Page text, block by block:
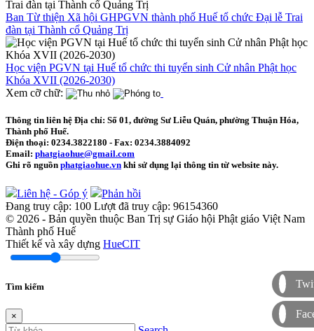
Ban Từ thiện Xã hội GHPGVN thành phố Huế tổ chức Đại lễ Trai
đàn tại Thành cổ Quảng Trị
Học viện PGVN tại Huế tổ chức thi tuyển sinh Cử nhân Phật học
Khóa XVII (2026-2030)
Xem cỡ chữ:
Thông tin liên hệ Địa chỉ: Số 01, đường Sư Liễu Quán, phường Thuận Hóa,
Thành phố Huế.
Điện thoại: 0234.3822180 - Fax: 0234.3884092
Email: phatgiaohue@gmail.com
Ghi rõ nguồn phatgiaohue.vn khi sử dụng lại thông tin từ website này.
Liên hệ - Góp ý
Phản hồi
Đang truy cập: 100 Lượt đã truy cập: 96154360
© 2026 - Bản quyền thuộc Ban Trị sự Giáo hội Phật giáo Việt Nam
Thành phố Huế
Thiết kế và xây dựng HueCIT
Tìm kiếm
×